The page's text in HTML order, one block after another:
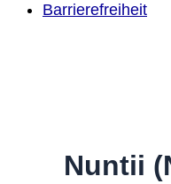
Barrierefreiheit
Nuntii